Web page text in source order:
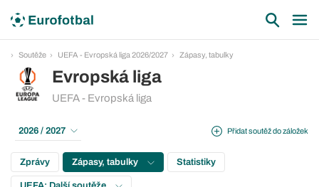
Soutěže UEFA - Evropská liga 2026/2027 Zápasy, tabulky
Evropská liga
UEFA - Evropská liga
Přidat soutěž do záložek
2026 / 2027
Zprávy Zápasy, tabulky Statistiky